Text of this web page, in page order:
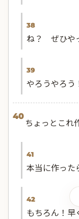
38
ね？ ぜひや
39
やろうやろう
40
ちょっとこれ
41
本当に作った
42
もちろん！早